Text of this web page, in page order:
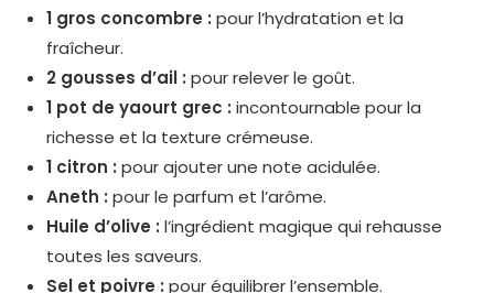
1 gros concombre : pour l’hydratation et la
fraîcheur.
2 gousses d’ail : pour relever le goût.
1 pot de yaourt grec : incontournable pour la
richesse et la texture crémeuse.
1 citron : pour ajouter une note acidulée.
Aneth : pour le parfum et l’arôme.
Huile d’olive : l’ingrédient magique qui rehausse
toutes les saveurs.
Sel et poivre : pour équilibrer l’ensemble.